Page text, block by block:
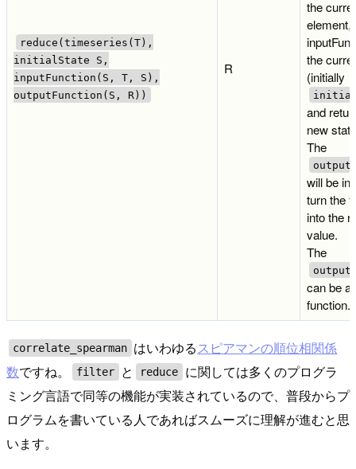
reduce(timeseries(T),
initialState S,
inputFunction(S, T, S),
outputFunction(S, R))
R
the
element,
the
(initially
and
new
The
will be
turn the
into the
value.
The
can be
function.
correlate_spearman はいわゆるスピアマンの順位相関係
数ですね。 filter と reduce
に関しては多くのプログラ
ミング言語で同等の機能が実装されているので、普段からプ
ログラムを書いている人であればスムーズに理解が進むと思
います。